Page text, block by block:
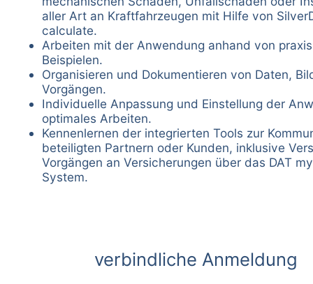
aller Art an Kraftfahrzeugen mit Hilfe von
calculate.
Arbeiten mit der Anwendung anhand von
Beispielen.
Organisieren und Dokumentieren von Daten,
Vorgängen.
Individuelle Anpassung und Einstellung der
optimales Arbeiten.
Kennenlernen der integrierten Tools zur
beteiligten Partnern oder Kunden, inklusive
Vorgängen an Versicherungen über das DAT
System.
verbindliche Anmeldung